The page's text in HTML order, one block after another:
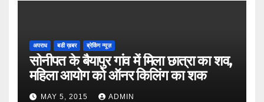
अपराध बडी ख़बर ब्रेकिंग न्यूज़
सोनीपत के बैयापुर गांव में मिला छात्रा का शव,
महिला आयोग को ऑनर किलिंग का शक
MAY 5, 2015 ADMIN